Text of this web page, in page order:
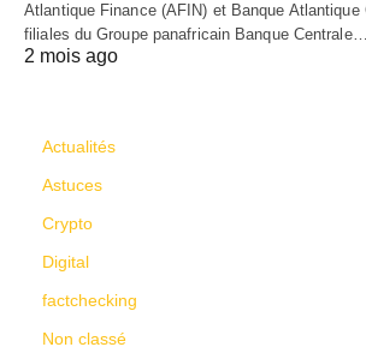
Atlantique Finance (AFIN) et Banque Atlantique
filiales du Groupe panafricain Banque Centrale…
2 mois ago
Actualités
Astuces
Crypto
Digital
factchecking
Non classé